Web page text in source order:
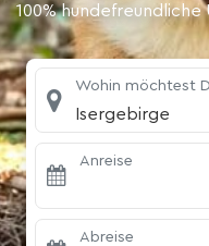
100%
Wohin möchtest
Isergebirge
Anreise
Abreise